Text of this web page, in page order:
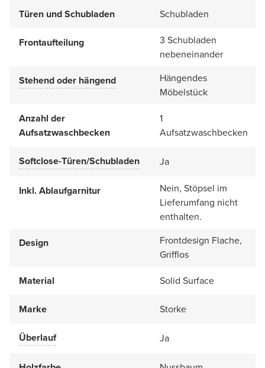
Türen und Schubladen Schubladen
Frontaufteilung
3 Schubladen
nebeneinander
Stehend oder hängend
Hängendes
Möbelstück
Anzahl der
Aufsatzwaschbecken
1
Aufsatzwaschbecken
Softclose-Türen/Schubladen Ja
Inkl. Ablaufgarnitur
Nein, Stöpsel im
Lieferumfang nicht
enthalten.
Design
Frontdesign Flache,
Grifflos
Material
Solid Surface
Marke Storke
Überlauf Ja